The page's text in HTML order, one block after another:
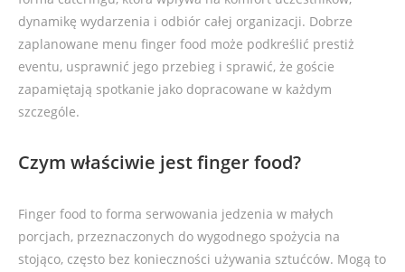
dynamikę wydarzenia i odbiór całej organizacji. Dobrze
zaplanowane menu finger food może podkreślić prestiż
eventu, usprawnić jego przebieg i sprawić, że goście
zapamiętają spotkanie jako dopracowane w każdym
szczególe.
Czym właściwie jest finger food?
Finger food to forma serwowania jedzenia w małych
porcjach, przeznaczonych do wygodnego spożycia na
stojąco, często bez konieczności używania sztućców. Mogą to